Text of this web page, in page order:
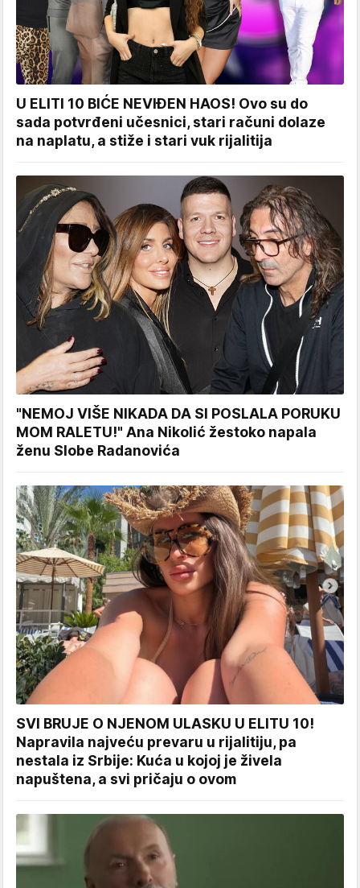
U ELITI 10 BIĆE NEVIĐEN HAOS! Ovo su do
sada potvrđeni učesnici, stari računi dolaze
na naplatu, a stiže i stari vuk rijalitija
"NEMOJ VIŠE NIKADA DA SI POSLALA PORUKU
MOM RALETU!" Ana Nikolić žestoko napala
ženu Slobe Radanovića
SVI BRUJE O NJENOM ULASKU U ELITU 10!
Napravila najveću prevaru u rijalitiju, pa
nestala iz Srbije: Kuća u kojoj je živela
napuštena, a svi pričaju o ovom